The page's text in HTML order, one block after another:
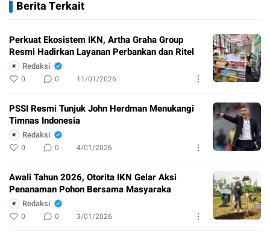
Berita Terkait
Perkuat Ekosistem IKN, Artha Graha Group
Resmi Hadirkan Layanan Perbankan dan Ritel
Redaksi
0 0 11/01/2026
PSSI Resmi Tunjuk John Herdman Menukangi
Timnas Indonesia
Redaksi
0 0 4/01/2026
Awali Tahun 2026, Otorita IKN Gelar Aksi
Penanaman Pohon Bersama Masyaraka
Redaksi
0 0 3/01/2026